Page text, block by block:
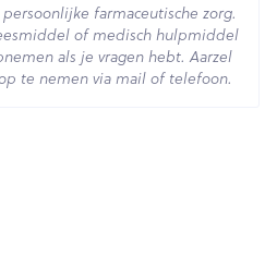
farmaceutische zorg.
of medisch hulpmiddel
als je vragen hebt. Aarzel
te nemen via mail of telefoon.